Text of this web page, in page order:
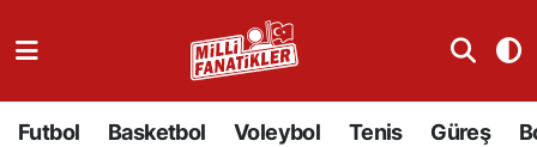
Futbol Basketbol Voleybol Tenis Güreş